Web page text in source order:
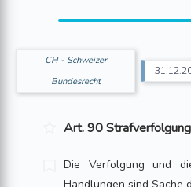
CH - Schweizer
Bundesrecht
Art. 90 Strafverfolgung
Die Verfolgung und